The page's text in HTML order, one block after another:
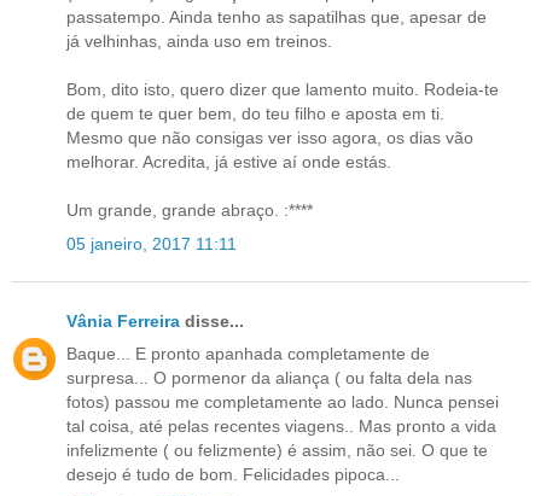
passatempo. Ainda tenho as sapatilhas que, apesar de
já velhinhas, ainda uso em treinos.
Bom, dito isto, quero dizer que lamento muito. Rodeia-te
de quem te quer bem, do teu filho e aposta em ti.
Mesmo que não consigas ver isso agora, os dias vão
melhorar. Acredita, já estive aí onde estás.
Um grande, grande abraço. :****
05 janeiro, 2017 11:11
Vânia Ferreira disse...
Baque... E pronto apanhada completamente de
surpresa... O pormenor da aliança ( ou falta dela nas
fotos) passou me completamente ao lado. Nunca pensei
tal coisa, até pelas recentes viagens.. Mas pronto a vida
infelizmente ( ou felizmente) é assim, não sei. O que te
desejo é tudo de bom. Felicidades pipoca...